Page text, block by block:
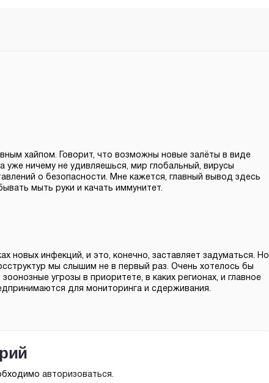
хайпом. Говорит, что возможны новые залёты в виде
уже ничему не удивляешься, мир глобальный, вирусы
о безопасности. Мне кажется, главный вывод здесь
мыть руки и качать иммунитет.
новых инфекций, и это, конечно, заставляет задуматься. Но
мы слышим не в первый раз. Очень хотелось бы
угрозы в приоритете, в каких регионах, и главное
для мониторинга и сдерживания.
авторизоваться.